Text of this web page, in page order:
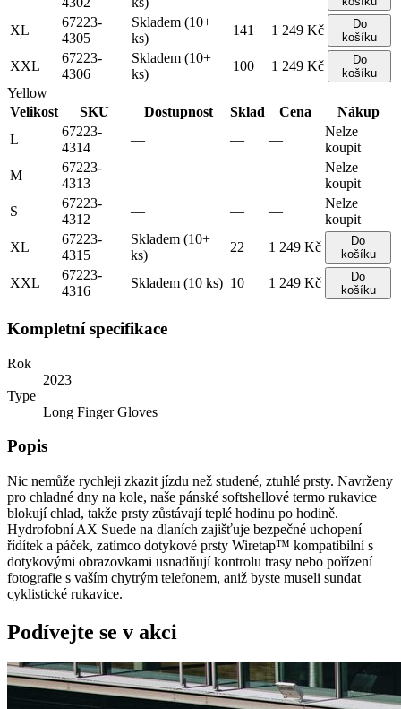
XL
67223-
4305
Skladem (10+
ks)
141 1 249 Kč
Do
košíku
XXL
67223-
4306
Skladem (10+
ks)
100 1 249 Kč
Do
košíku
Yellow
Velikost
SKU Dostupnost Sklad Cena
Nákup
L
67223-
4314
— — —
Nelze
koupit
M
67223-
4313
— — —
Nelze
koupit
S
67223-
4312
— — —
Nelze
koupit
XL
67223-
4315
Skladem (10+
ks)
22 1 249 Kč
Do
košíku
XXL
67223-
4316
Skladem (10 ks) 10 1 249 Kč
Do
košíku
Kompletní specifikace
Rok
2023
Type
Long Finger Gloves
Popis
Nic nemůže rychleji zkazit jízdu než studené, ztuhlé prsty. Navrženy
pro chladné dny na kole, naše pánské softshellové termo rukavice
blokují chlad, takže prsty zůstávají teplé hodinu po hodině.
Hydrofobní AX Suede na dlaních zajišťuje bezpečné uchopení
řídítek a páček, zatímco dotykové prsty Wiretap™ kompatibilní s
dotykovými obrazovkami usnadňují kontrolu trasy nebo pořízení
fotografie s vaším chytrým telefonem, aniž byste museli sundat
cyklistické rukavice.
Podívejte se v akci